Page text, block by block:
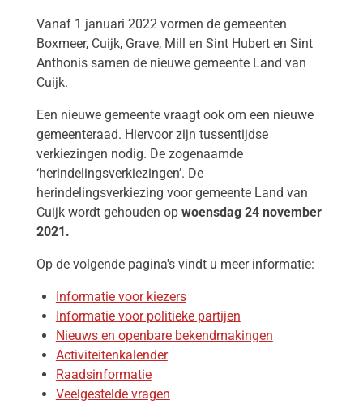
Vanaf 1 januari 2022 vormen de gemeenten
Boxmeer, Cuijk, Grave, Mill en Sint Hubert en Sint
Anthonis samen de nieuwe gemeente Land van
Cuijk.
Een nieuwe gemeente vraagt ook om een nieuwe
gemeenteraad. Hiervoor zijn tussentijdse
verkiezingen nodig. De zogenaamde
‘herindelingsverkiezingen’. De
herindelingsverkiezing voor gemeente Land van
Cuijk wordt gehouden op woensdag 24 november
2021.
Op de volgende pagina's vindt u meer informatie:
Informatie voor kiezers
Informatie voor politieke partijen
Nieuws en openbare bekendmakingen
Activiteitenkalender
Raadsinformatie
Veelgestelde vragen